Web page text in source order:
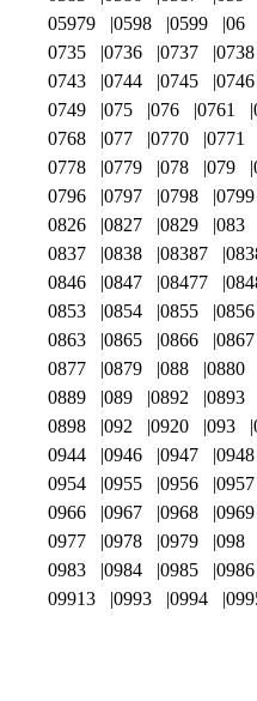
05979
0598 0599 06
0735
0736 0737 0738
0743
0744 0745 0746
0749
075 076 0761
0768
077 0770 0771
0778
0779 078 079
0796
0797 0798 0799
0826
0827 0829 083
0837
0838 08387
0846
0847 08477
0853
0854 0855 0856
0863
0865 0866 0867
0877
0879 088 0880
0889
089 0892 0893
0898
092 0920 093
0944
0946 0947 0948
0954
0955 0956 0957
0966
0967 0968 0969
0977
0978 0979 098
0983
0984 0985 0986
09913
0993 0994